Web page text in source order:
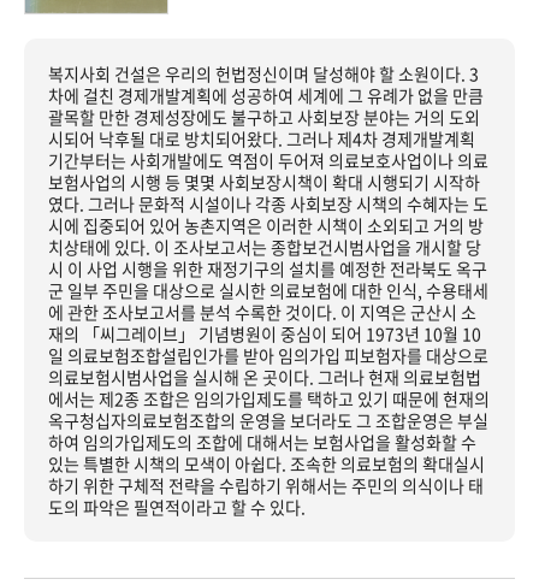
복지사회 건설은 우리의 헌법정신이며 달성해야 할 소원이다. 3
차에 걸친 경제개발계획에 성공하여 세계에 그 유례가 없을 만큼
괄목할 만한 경제성장에도 불구하고 사회보장 분야는 거의 도외
시되어 낙후될 대로 방치되어왔다. 그러나 제4차 경제개발계획
기간부터는 사회개발에도 역점이 두어져 의료보호사업이나 의료
보험사업의 시행 등 몇몇 사회보장시책이 확대 시행되기 시작하
였다. 그러나 문화적 시설이나 각종 사회보장 시책의 수혜자는 도
시에 집중되어 있어 농촌지역은 이러한 시책이 소외되고 거의 방
치상태에 있다. 이 조사보고서는 종합보건시범사업을 개시할 당
시 이 사업 시행을 위한 재정기구의 설치를 예정한 전라북도 옥구
군 일부 주민을 대상으로 실시한 의료보험에 대한 인식, 수용태세
에 관한 조사보고서를 분석 수록한 것이다. 이 지역은 군산시 소
재의 「씨그레이브」 기념병원이 중심이 되어 1973년 10월 10
일 의료보험조합설립인가를 받아 임의가입 피보험자를 대상으로
의료보험시범사업을 실시해 온 곳이다. 그러나 현재 의료보험법
에서는 제2종 조합은 임의가입제도를 택하고 있기 때문에 현재의
옥구청십자의료보험조합의 운영을 보더라도 그 조합운영은 부실
하여 임의가입제도의 조합에 대해서는 보험사업을 활성화할 수
있는 특별한 시책의 모색이 아쉽다. 조속한 의료보험의 확대실시
하기 위한 구체적 전략을 수립하기 위해서는 주민의 의식이나 태
도의 파악은 필연적이라고 할 수 있다.